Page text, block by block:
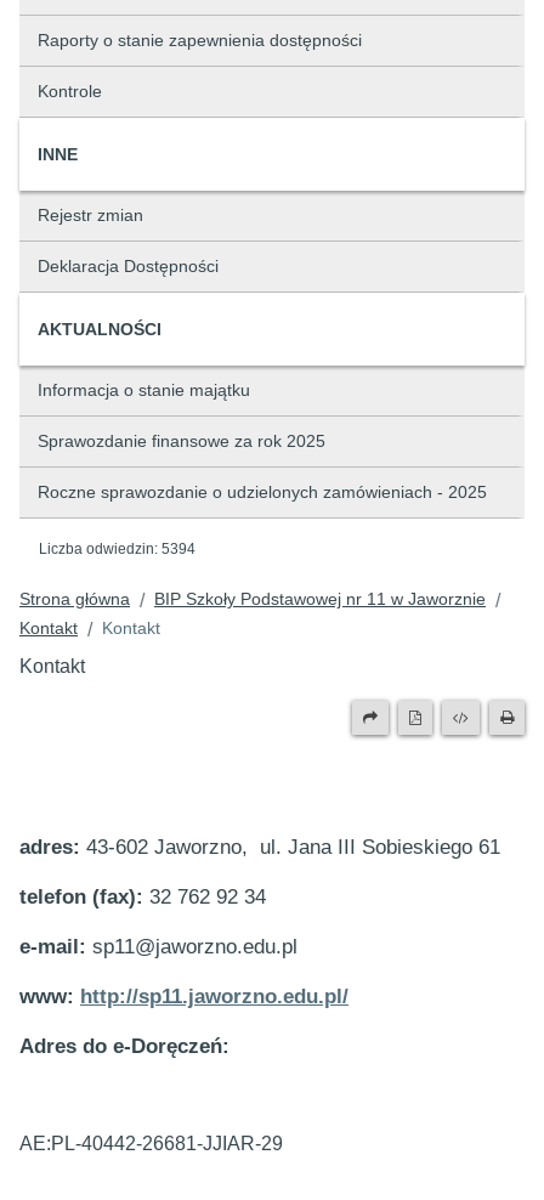
Raporty o stanie zapewnienia dostępności
Kontrole
INNE
Rejestr zmian
Deklaracja Dostępności
AKTUALNOŚCI
Informacja o stanie majątku
Sprawozdanie finansowe za rok 2025
Roczne sprawozdanie o udzielonych zamówieniach - 2025
Liczba odwiedzin: 5394
Strona główna / BIP Szkoły Podstawowej nr 11 w Jaworznie /
Kontakt / Kontakt
Kontakt
adres: 43-602 Jaworzno, ul. Jana III Sobieskiego 61
telefon (fax): 32 762 92 34
e-mail: sp11@jaworzno.edu.pl
www: http://sp11.jaworzno.edu.pl/
Adres do e-Doręczeń:
AE:PL-40442-26681-JJIAR-29